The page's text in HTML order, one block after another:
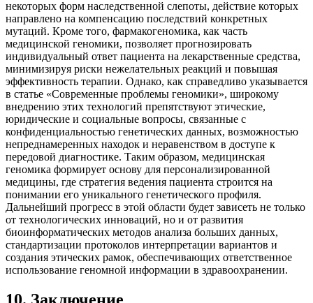
некоторых форм наследственной слепоты, действие которых
направлено на компенсацию последствий конкретных
мутаций. Кроме того, фармакогеномика, как часть
медицинской геномики, позволяет прогнозировать
индивидуальный ответ пациента на лекарственные средства,
минимизируя риски нежелательных реакций и повышая
эффективность терапии. Однако, как справедливо указывается
в статье «Современные проблемы геномики», широкому
внедрению этих технологий препятствуют этические,
юридические и социальные вопросы, связанные с
конфиденциальностью генетических данных, возможностью
непреднамеренных находок и неравенством в доступе к
передовой диагностике. Таким образом, медицинская
геномика формирует основу для персонализированной
медицины, где стратегия ведения пациента строится на
понимании его уникального генетического профиля.
Дальнейший прогресс в этой области будет зависеть не только
от технологических инноваций, но и от развития
биоинформатических методов анализа больших данных,
стандартизации протоколов интерпретации вариантов и
создания этических рамок, обеспечивающих ответственное
использование геномной информации в здравоохранении.